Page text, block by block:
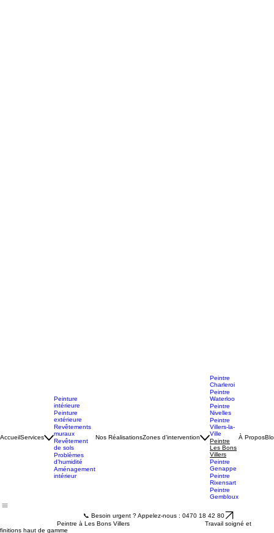
Peinture
intérieure
Peinture
extérieure
Revêtements
muraux
Revêtement
de sols
Problèmes
d’humidité
Peintre
Charleroi
Peintre
Waterloo
Peintre
Nivelles
Peintre
Villers-la-
Ville
Peintre
Les Bons
Villers
Peintre
Genappe
Peintre
Rixensart
Gembloux